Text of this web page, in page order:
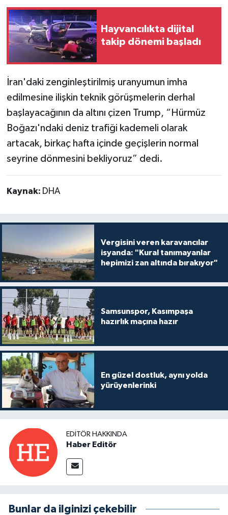
Hayvancılıkta dijital
takip dönemi başladı
İran'daki zenginleştirilmiş uranyumun imha
edilmesine ilişkin teknik görüşmelerin derhal
başlayacağının da altını çizen Trump, “Hürmüz
Boğazı'ndaki deniz trafiği kademeli olarak
artacak, birkaç hafta içinde geçişlerin normal
seyrine dönmesini bekliyoruz” dedi.
Kaynak: DHA
Vergisini veren karavancılar
isyanda: "Kural tanımayanlar
hepimizi zan altında bırakıyor"
Samsunspor, Kasımpaşa
hazırlık maçına hazır
En güzel dostluk, aynı yolda
yürüyenlerinki
EDITÖR HAKKINDA
Haber Editör
Bunlar da ilginizi çekebilir